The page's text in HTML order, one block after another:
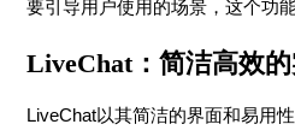
要引导用户使用的场景，这个功
LiveChat：简洁高效
LiveChat以其简洁的界面和易用